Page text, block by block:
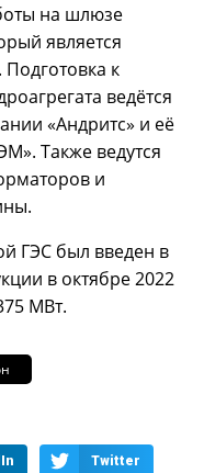
на шлюзе
является
к
ведётся
«Андритс» и её
Также ведутся
и
ГЭС был введен в
в октябре 2022
МВт.
Twitter